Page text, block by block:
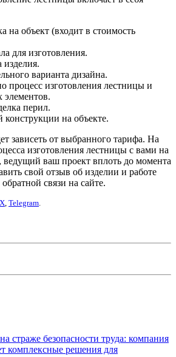
на объект (входит в стоимость
для изготовления.
изделия.
варианта дизайна.
процесс изготовления лестницы и
элементов.
перил.
на объекте.
зависеть от выбранного тарифа. На
изготовления лестницы с вами на
ведущий ваш проект вплоть до момента
свой отзыв об изделии и работе
связи на сайте.
, Telegram.